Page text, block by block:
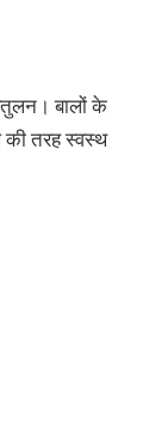
बालों के
की तरह स्वस्थ